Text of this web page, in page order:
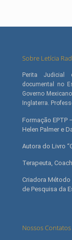
Sobre Letícia
Perita Judicial
documental no
Governo
Inglaterra.
Formação EPTP
Helen Palmer e
Autora do Livro
Terapeuta,
Criadora
de Pesquisa da
Nossos Contatos